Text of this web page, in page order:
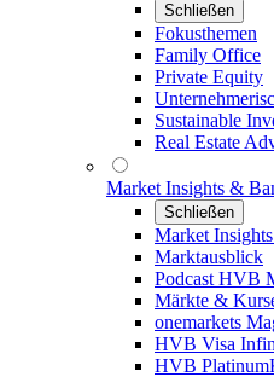
Schließen
Fokusthemen
Family Office
Private Equity
Sustainable
Real Estate
Market Insights &
Schließen
Market
Marktausblick
Podcast HVB
Märkte &
onemarkets
HVB Visa
HVB